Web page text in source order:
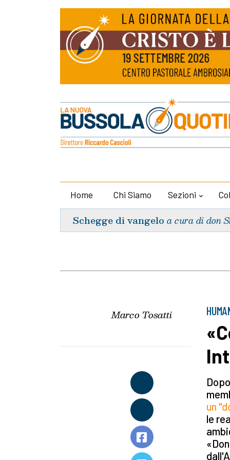
Home Chi Siamo Sezioni
Schegge di vangelo a cura di don
Marco Tosatti
un
le